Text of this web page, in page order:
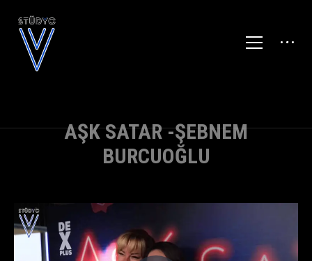
AŞK SATAR -ŞEBNEM
BURCUOĞLU